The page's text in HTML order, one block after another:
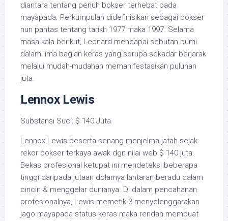
diantara tentang penuh bokser terhebat pada
mayapada. Perkumpulan didefinisikan sebagai bokser
nun pantas tentang tarikh 1977 maka 1997. Selama
masa kala berikut, Leonard mencapai sebutan bumi
dalam lima bagian keras yang serupa sekadar berjarak
melalui mudah-mudahan memanifestasikan puluhan
juta.
Lennox Lewis
Substansi Suci: $ 140 Juta
Lennox Lewis beserta senang menjelma jatah sejak
rekor bokser terkaya awak dgn nilai web $ 140 juta.
Bekas profesional ketupat ini mendeteksi beberapa
tinggi daripada jutaan dolarnya lantaran beradu dalam
cincin & menggelar dunianya. Di dalam pencahanan
profesionalnya, Lewis memetik 3 menyelenggarakan
jago mayapada status keras maka rendah membuat